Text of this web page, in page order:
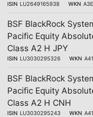
ISIN LU2649165938 WKN
BSF BlackRock
Pacific Equity
Class A2 H JPY
ISIN LU3030295326 WKN
BSF BlackRock
Pacific Equity
Class A2 H CNH
ISIN LU3030295243 WKN